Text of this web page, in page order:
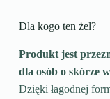
Dla kogo ten żel?
Produkt jest
dla osób o skórze
Dzięki łagodnej